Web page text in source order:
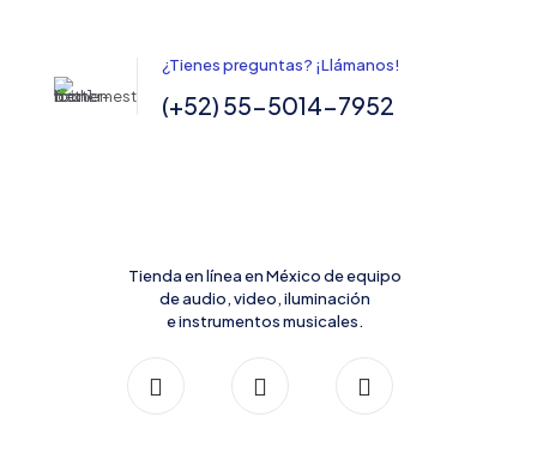
¿Tienes preguntas? ¡Llámanos!
(+52) 55-5014-7952
Tienda en línea en México de equipo
de audio, video, iluminación
e instrumentos musicales.